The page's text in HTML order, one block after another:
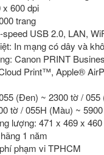
600 dpi
trang
USB 2.0, LAN,
In mạng có dây và
Canon PRINT
Print™, Apple®
(Đen) ~ 2300 tờ / 055
tờ / 055H (Màu) ~
lượng: 471 x 469 x
1 năm
phạm vi TPHCM